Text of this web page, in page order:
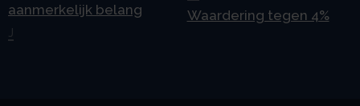
aanmerkelijk belang
Waardering tegen 4%